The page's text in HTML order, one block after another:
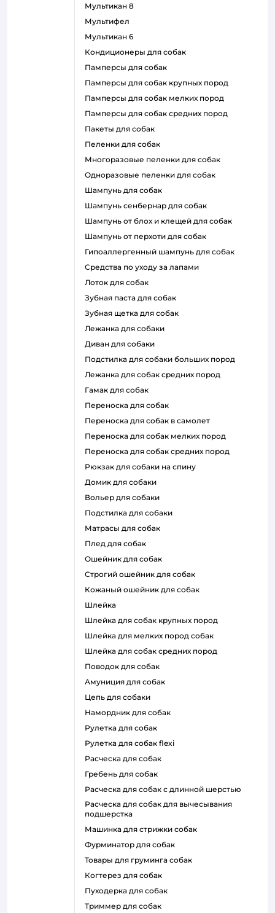
мультикан 8
мультифел
мультикан 6
кондиционеры для собак
памперсы для собак
памперсы для собак крупных пород
памперсы для собак мелких пород
памперсы для собак средних пород
пакеты для собак
пеленки для собак
многоразовые пеленки для собак
одноразовые пеленки для собак
шампунь для собак
шампунь сенбернар для собак
шампунь от блох и клещей для собак
шампунь от перхоти для собак
гипоаллергенный шампунь для собак
средства по уходу за лапами
лоток для собак
зубная паста для собак
зубная щетка для собак
лежанка для собаки
диван для собаки
подстилка для собаки больших пород
лежанка для собак средних пород
гамак для собак
переноска для собак
переноска для собак в самолет
переноска для собак мелких пород
переноска для собак средних пород
рюкзак для собаки на спину
домик для собаки
вольер для собаки
подстилка для собаки
матрасы для собак
плед для собак
ошейник для собак
строгий ошейник для собак
кожаный ошейник для собак
шлейка
шлейка для собак крупных пород
шлейка для мелких пород собак
шлейка для собак средних пород
поводок для собак
амуниция для собак
цепь для собаки
намордник для собак
рулетка для собак
рулетка для собак flexi
расческа для собак
гребень для собак
расческа для собак с длинной шерстью
расческа для собак для вычесывания
подшерстка
машинка для стрижки собак
фурминатор для собак
товары для груминга собак
когтерез для собак
пуходерка для собак
триммер для собак